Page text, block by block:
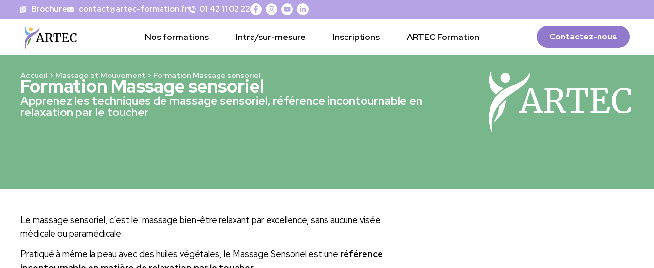
Brochure contact@artec-formation.fr 01 42 11 02 22
Nos formations Intra/sur-mesure Inscriptions ARTEC Formation Contactez-nous
Accueil > Massage et Mouvement > Formation Massage sensoriel
Formation Massage sensoriel
Apprenez les techniques de massage sensoriel, référence incontournable en
relaxation par le toucher
Le massage sensoriel, c’est le massage bien-être relaxant par excellence, sans aucune visée
médicale ou paramédicale.
Pratiqué à même la peau avec des huiles végétales, le Massage Sensoriel est une référence